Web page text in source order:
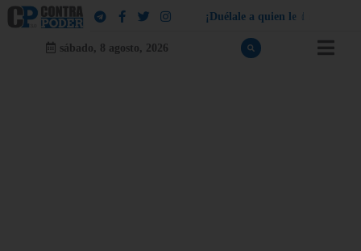
¡ Dué a e a quien e d
sábado, 8 agosto, 2026